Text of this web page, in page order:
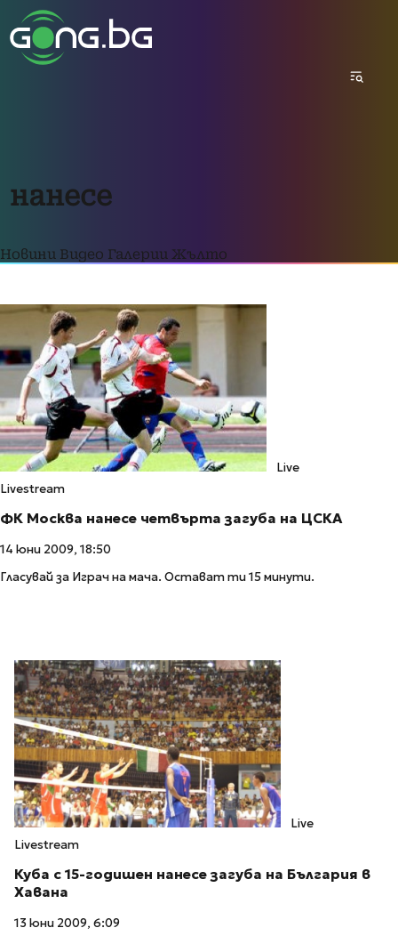
нанесе
Новини Видео Галерии Жълто
Live
Livestream
ФК Москва нанесе четвърта загуба на ЦСКА
14 юни 2009, 18:50
Гласувай за Играч на мача. Остават ти 15 минути.
Live
Livestream
Куба с 15-годишен нанесе загуба на България в
Хавана
13 юни 2009, 6:09